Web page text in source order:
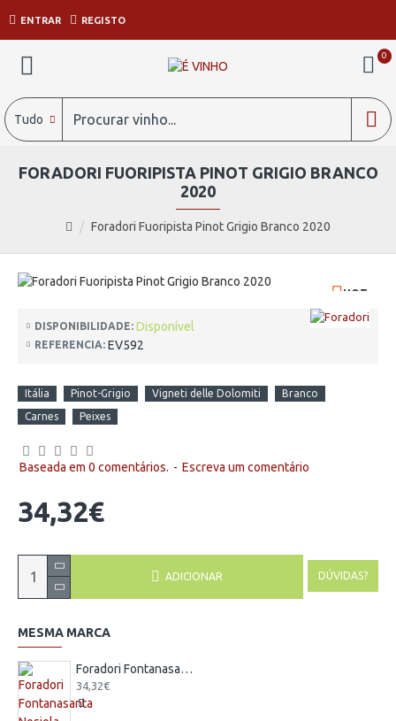
ENTRAR REGISTO
0
Tudo
Foradori Fuoripista Pinot Grigio Branco 2020
FORADORI FUORIPISTA PINOT GRIGIO BRANCO
2020
HOT
DISPONIBILIDADE: Disponível
REFERENCIA: EV592
Itália Pinot-Grigio Vigneti delle Dolomiti
Branco
Carnes
Peixes
Baseada em 0 comentários. - Escreva um comentário
34,32€
ADICIONAR DÚVIDAS?
MESMA MARCA
Foradori Fontanasanta Nosiola Branco 2020
34,32€